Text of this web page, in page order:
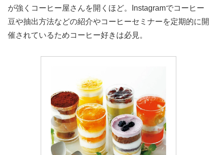
が強くコーヒー屋さんを開くほど。Instagramでコーヒー
豆や抽出方法などの紹介やコーヒーセミナーを定期的に開
催されているためコーヒー好きは必見。